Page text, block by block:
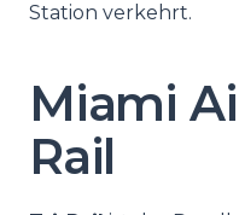
Station verkehrt.
Miami
Rail